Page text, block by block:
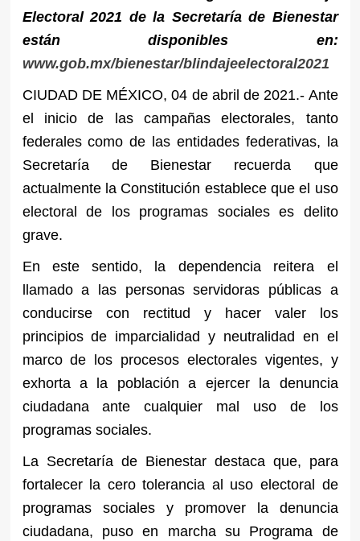
Electoral 2021 de la Secretaría de Bienestar
están disponibles en:
www.gob.mx/bienestar/blindajeelectoral2021
CIUDAD DE MÉXICO, 04 de abril de 2021.- Ante
el inicio de las campañas electorales, tanto
federales como de las entidades federativas, la
Secretaría de Bienestar recuerda que
actualmente la Constitución establece que el uso
electoral de los programas sociales es delito
grave.
En este sentido, la dependencia reitera el
llamado a las personas servidoras públicas a
conducirse con rectitud y hacer valer los
principios de imparcialidad y neutralidad en el
marco de los procesos electorales vigentes, y
exhorta a la población a ejercer la denuncia
ciudadana ante cualquier mal uso de los
programas sociales.
La Secretaría de Bienestar destaca que, para
fortalecer la cero tolerancia al uso electoral de
programas sociales y promover la denuncia
ciudadana, puso en marcha su Programa de